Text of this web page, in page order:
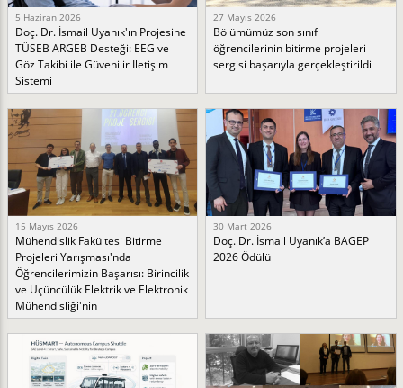
5 Haziran 2026
Doç. Dr. İsmail Uyanık'ın Projesine
TÜSEB ARGEB Desteği: EEG ve
Göz Takibi ile Güvenilir İletişim
Sistemi
27 Mayıs 2026
Bölümümüz son sınıf
öğrencilerinin bitirme projeleri
sergisi başarıyla gerçekleştirildi
15 Mayıs 2026
Mühendislik Fakültesi Bitirme
Projeleri Yarışması'nda
Öğrencilerimizin Başarısı: Birincilik
ve Üçüncülük Elektrik ve Elektronik
Mühendisliği'nin
30 Mart 2026
Doç. Dr. İsmail Uyanık’a BAGEP
2026 Ödülü